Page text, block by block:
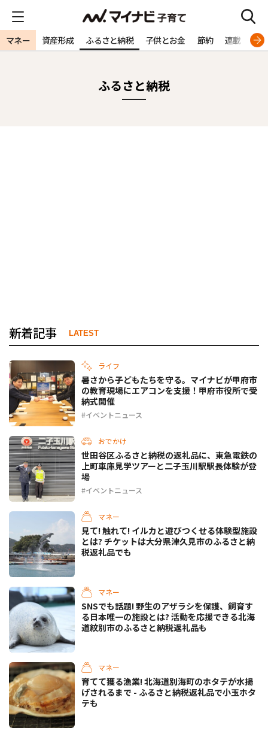
マネー 資産形成 ふるさと納税 子供とお金 節約 連載 特
ふるさと納税
新着記事 LATEST
ライフ
暑さから子どもたちを守る。マイナビが甲府市
の教育現場にエアコンを支援！甲府市役所で受
納式開催
イベントニュース
おでかけ
世田谷区ふるさと納税の返礼品に、東急電鉄の
上町車庫見学ツアーと二子玉川駅駅長体験が登
場
イベントニュース
マネー
見て! 触れて! イルカと遊びつくせる体験型施設
とは? チケットは大分県津久見市のふるさと納
税返礼品でも
マネー
SNSでも話題! 野生のアザラシを保護、飼育す
る日本唯一の施設とは? 活動を応援できる北海
道紋別市のふるさと納税返礼品も
マネー
育てて獲る漁業! 北海道別海町のホタテが水揚
げされるまで - ふるさと納税返礼品で小玉ホタ
テも